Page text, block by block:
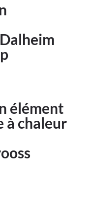
élément
à chaleur